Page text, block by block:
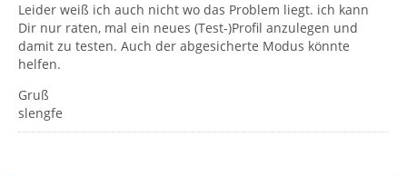
Leider weiß ich auch nicht wo das Problem liegt. ich kann
Dir nur raten, mal ein neues (Test-)Profil anzulegen und
damit zu testen. Auch der abgesicherte Modus könnte
helfen.
Gruß
slengfe